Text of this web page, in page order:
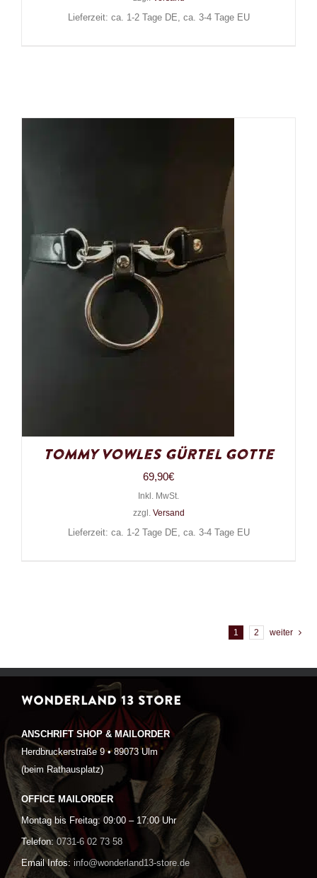
Lieferzeit: ca. 1-2 Tage DE, ca. 3-4 Tage EU
Tommy Vowles Gürtel Gotte
69,90€
Inkl. MwSt.
zzgl. Versand
Lieferzeit: ca. 1-2 Tage DE, ca. 3-4 Tage EU
1 2 weiter
WONDERLAND 13 STORE
ANSCHRIFT SHOP & MAILORDER
Herdbruckerstraße 9 • 89073 Ulm
(beim Rathausplatz)
OFFICE MAILORDER
Montag bis Freitag: 09:00 – 17:00 Uhr
Telefon: 0731-6 02 73 58
Email Infos: info@wonderland13-store.de